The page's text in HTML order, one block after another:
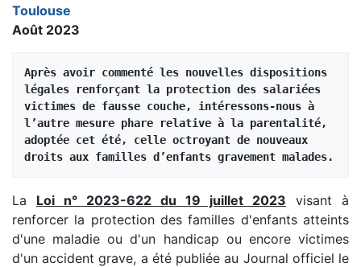
Toulouse
Août 2023
Après avoir commenté les nouvelles dispositions
légales renforçant la protection des salariées
victimes de fausse couche, intéressons-nous à
l’autre mesure phare relative à la parentalité,
adoptée cet été, celle octroyant de nouveaux
droits aux familles d’enfants gravement malades.
La Loi n° 2023-622 du 19 juillet 2023 visant à
renforcer la protection des familles d'enfants atteints
d'une maladie ou d'un handicap ou encore victimes
d'un accident grave, a été publiée au Journal officiel le